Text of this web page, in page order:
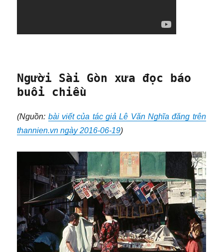
Người Sài Gòn xưa đọc báo
buổi chiều
(Nguồn: bài viết của tác giả Lê Văn Nghĩa đăng trên
thannien.vn ngày 2016-06-19)